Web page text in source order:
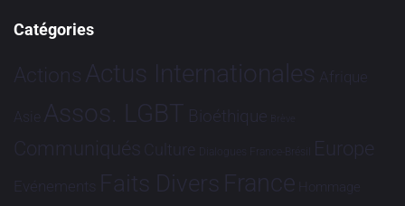
Catégories
Actions Actus Internationales Afrique
Asie Assos. LGBT Bioéthique Brève
Communiqués Culture Dialogues France-Brésil Europe
Evénements Faits Divers France Hommage